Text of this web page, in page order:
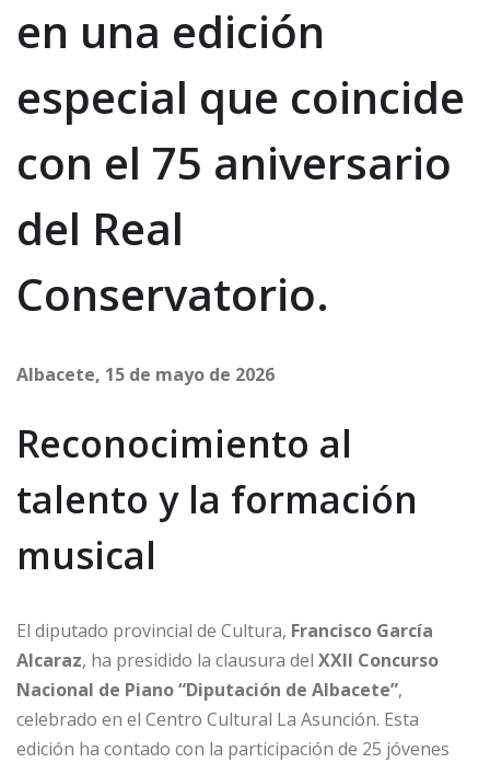
en una edición
especial que coincide
con el 75 aniversario
del Real
Conservatorio.
Albacete, 15 de mayo de 2026
Reconocimiento al
talento y la formación
musical
El diputado provincial de Cultura, Francisco García
Alcaraz, ha presidido la clausura del XXII Concurso
Nacional de Piano “Diputación de Albacete”,
celebrado en el Centro Cultural La Asunción. Esta
edición ha contado con la participación de 25 jóvenes